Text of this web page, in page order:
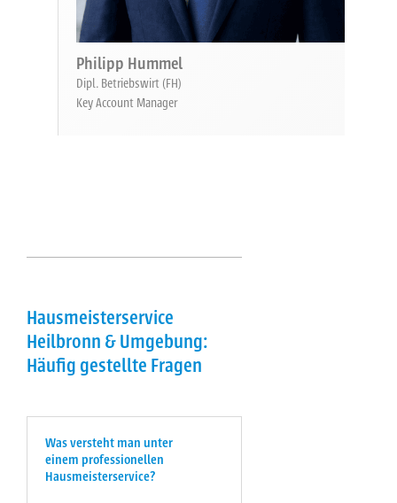
Philipp Hummel
Dipl. Betriebswirt (FH)
Key Account Manager
Hausmeisterservice
Heilbronn & Umgebung:
Häufig gestellte Fragen
Was versteht man unter
einem professionellen
Hausmeisterservice?